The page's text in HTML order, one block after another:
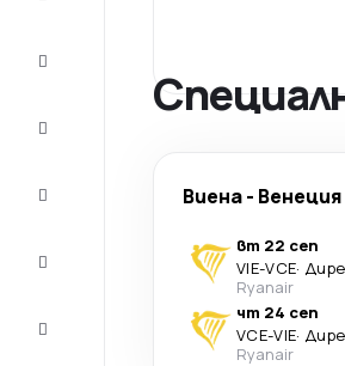
Виена- Венеция
вт 22 сеп
VIE-VCE·
Ryanair
чт 24 сеп
VCE-VIE·
Ryanair